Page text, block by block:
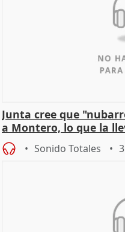
Junta cree que
a Montero, lo que la
Sonido Totales